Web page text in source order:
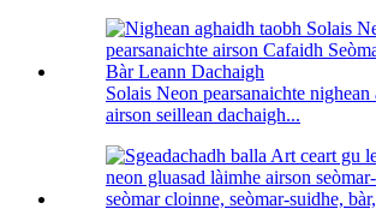
Solais Neon pearsanaichte nighean
airson seillean dachaigh...